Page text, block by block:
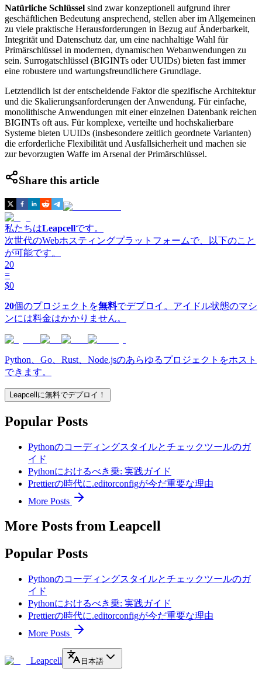
Natürliche Schlüssel sind zwar konzeptionell aufgrund ihrer
geschäftlichen Bedeutung ansprechend, stellen aber im Allgemeinen
zu viele praktische Herausforderungen in Bezug auf Änderbarkeit,
Integrität und Datenschutz dar, um eine nachhaltige Wahl für
Primärschlüssel in modernen, dynamischen Webanwendungen zu
sein. Surrogatschlüssel (BIGINTs oder UUIDs) bieten fast immer
eine robustere und wartungsfreundlichere Grundlage.
Letztendlich ist der entscheidende Faktor die spezifische Architektur
und die Skalierungsanforderungen der Anwendung. Für einfache,
monolithische Anwendungen mit einer einzelnen Datenbank reichen
BIGINTs oft aus. Für komplexe, verteilte und hochskalierbare
Systeme bieten UUIDs (insbesondere zeitlich geordnete Varianten)
die erforderliche Flexibilität und Ausfallsicherheit und machen sie
zur bevorzugten Waffe im Arsenal der Primärschlüssel.
Share this article
私たちはLeapcellです。
次世代のWebホスティングプラットフォームで、以下のこと
が可能です。
20
=
$0
20個のプロジェクトを無料でデプロイ。アイドル状態のマシ
ンには料金はかかりません。
Python、Go、Rust、Node.jsのあらゆるプロジェクトをホスト
できます。
Leapcellに無料でデプロイ！
Popular Posts
Pythonのコーディングスタイルとチェックツールのガ
イド
Pythonにおけるべき乗: 実践ガイド
Prettierの時代に.editorconfigが今だ重要な理由
More Posts
More Posts from Leapcell
Popular Posts
Pythonのコーディングスタイルとチェックツールのガ
イド
Pythonにおけるべき乗: 実践ガイド
Prettierの時代に.editorconfigが今だ重要な理由
More Posts
Leapcell 日本語